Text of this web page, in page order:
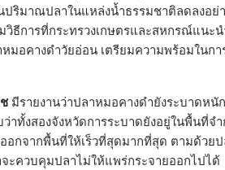
ริมาณปลาในแหล่งน้ำธรรมชาติลดลงอ
วิธีการที่กระทรวงเกษตรและสหกรณ์แน
มอคางดำวัยอ่อน เตรียมความพร้อมใน
มีรายงานว่าปลาหมอคางดำยังระบาดห
าทั้งสองจังหวัดการระบาดยังอยู่ในพื้นที่
อกจากพื้นที่ให้เร็วที่สุดมากที่สุด ตามด้ว
ะควบคุมปลาไม่ให้แพร่กระจายออกไปได้